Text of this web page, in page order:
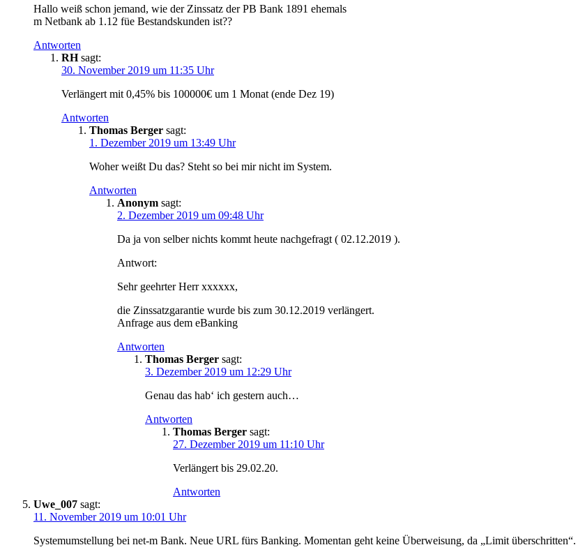
Hallo weiß schon jemand, wie der Zinssatz der PB Bank 1891 ehemals
m Netbank ab 1.12 füe Bestandskunden ist??
Antworten
RH sagt:
30. November 2019 um 11:35 Uhr
Verlängert mit 0,45% bis 100000€ um 1 Monat (ende Dez 19)
Antworten
Thomas Berger sagt:
1. Dezember 2019 um 13:49 Uhr
Woher weißt Du das? Steht so bei mir nicht im System.
Antworten
Anonym sagt:
2. Dezember 2019 um 09:48 Uhr
Da ja von selber nichts kommt heute nachgefragt ( 02.12.2019 ).
Antwort:
Sehr geehrter Herr xxxxxx,
die Zinssatzgarantie wurde bis zum 30.12.2019 verlängert.
Anfrage aus dem eBanking
Antworten
Thomas Berger sagt:
3. Dezember 2019 um 12:29 Uhr
Genau das hab‘ ich gestern auch…
Antworten
Thomas Berger sagt:
27. Dezember 2019 um 11:10 Uhr
Verlängert bis 29.02.20.
Antworten
Uwe_007 sagt:
11. November 2019 um 10:01 Uhr
Systemumstellung bei net-m Bank. Neue URL fürs Banking. Momentan geht keine Überweisung, da „Limit